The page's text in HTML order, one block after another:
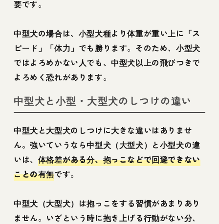
要です。
中型犬の場合は、小型犬種より体重が重い上に「ス
ピード」「体力」でも勝ります。そのため、小型犬
ではよろめかない人でも、中型犬以上の飛びつきで
よろめく恐れがあります。
中型犬と小型・大型犬のしつけの違い
中型犬と大型犬のしつけに大きな違いはありませ
ん。強いていうなら中型犬（大型犬）と小型犬の違
いは、 体格差がある分、抱っこなどで回避できない
ことの有無です。
中型犬（大型犬）は抱っこをする習慣があまりあり
ません。いざという時に抱き上げる行動がない分、